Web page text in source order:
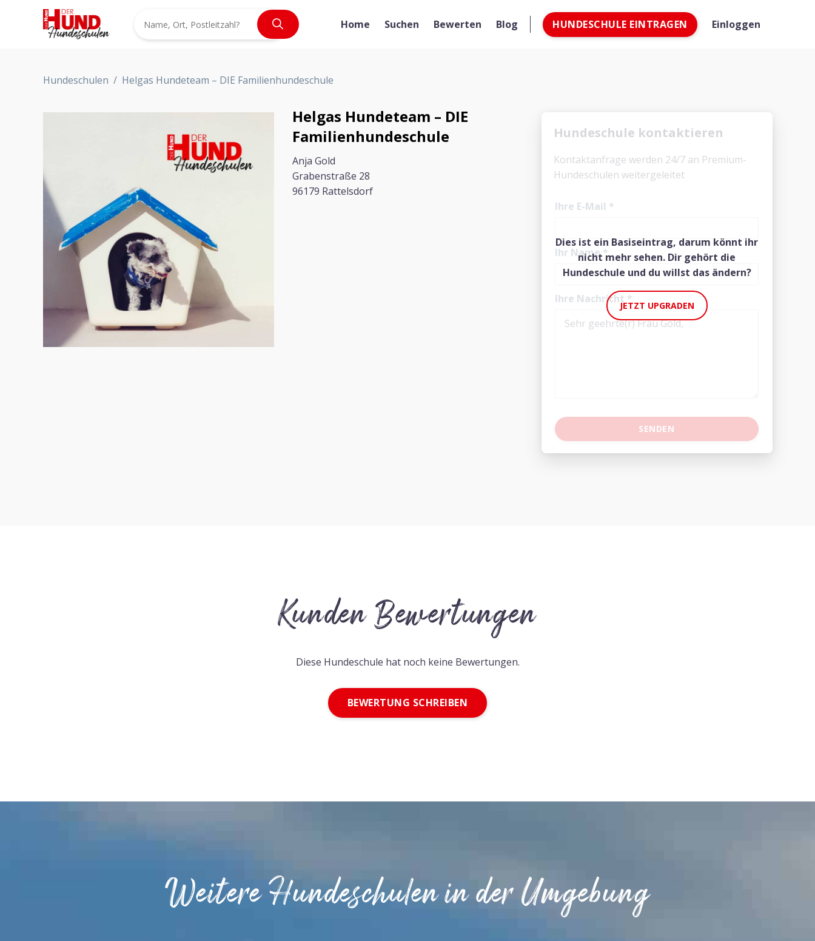
Home Suchen Bewerten Blog HUNDESCHULE EINTRAGEN Einloggen
Hundeschulen / Helgas Hundeteam – DIE Familienhundeschule
Helgas Hundeteam – DIE
Familienhundeschule
Anja Gold
Grabenstraße 28
96179 Rattelsdorf
Dies ist ein Basiseintrag, darum könnt ihr
nicht mehr sehen. Dir gehört die
Hundeschule und du willst das ändern?
JETZT UPGRADEN
Hundeschule kontaktieren
Kontaktanfrage werden 24/7 an Premium-
Hundeschulen weitergeleitet
Ihre E-Mail *
Ihr Name*
Ihre Nachricht *
Kunden Bewertungen
Diese Hundeschule hat noch keine Bewertungen.
BEWERTUNG SCHREIBEN
Weitere Hundeschulen in der Umgebung